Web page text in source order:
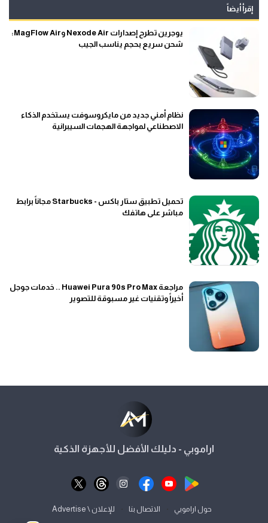
إقرأ أيضاً
يوجرين تطرح إصدارات Nexode Air وMagFlow Air:
شحن سريع بحجم يناسب الجيب
نظام أمني جديد من مايكروسوفت يستخدم الذكاء
الاصطناعي لمواجهة الهجمات السيبرانية
تحميل تطبيق ستار باكس - Starbucks مجاناً برابط
مباشر على هاتفك
مراجعة Huawei Pura 90s Pro Max .. خدمات جوجل
أخيراً وتقنيات غير مسبوقة للتصوير
اراموبي - دليلك الأفضل للأجهزة الذكية
حول اراموبي الاتصال بنا للإعلان \ Advertise